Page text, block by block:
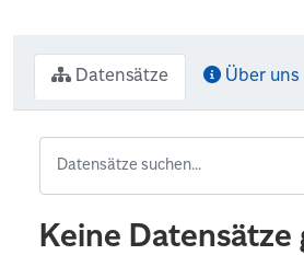
Datensätze Über uns
Keine Datensätze